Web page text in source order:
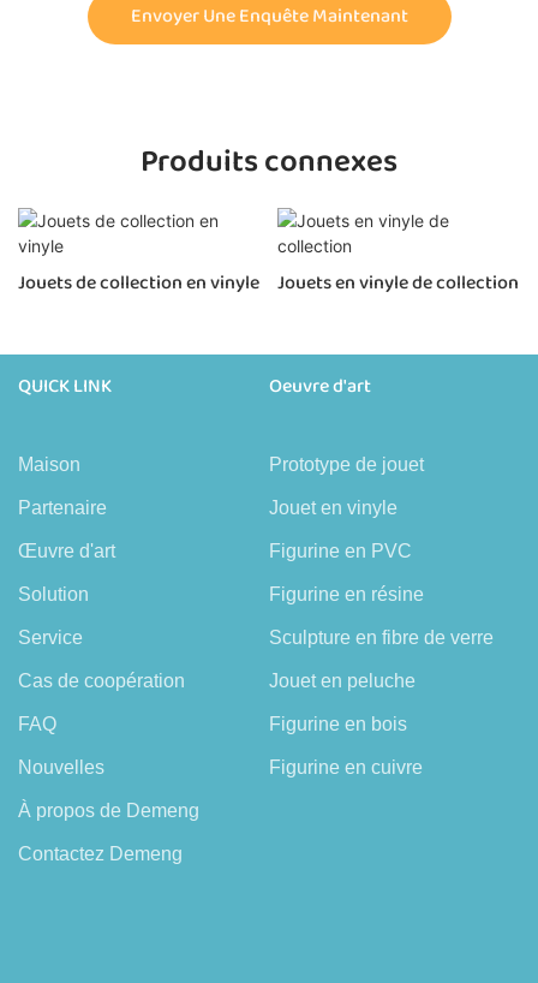
Envoyer Une Enquête Maintenant
Produits connexes
Jouets de collection en vinyle Jouets en vinyle de collection
QUICK LINK
Maison
Partenaire
Œuvre d'art
Solution
Service
Cas de coopération
FAQ
Nouvelles
À propos de Demeng
Contactez Demeng
Oeuvre d'art
Prototype de jouet
Jouet en vinyle
Figurine en PVC
Figurine en résine
Sculpture en fibre de verre
Jouet en peluche
Figurine en bois
Figurine en cuivre